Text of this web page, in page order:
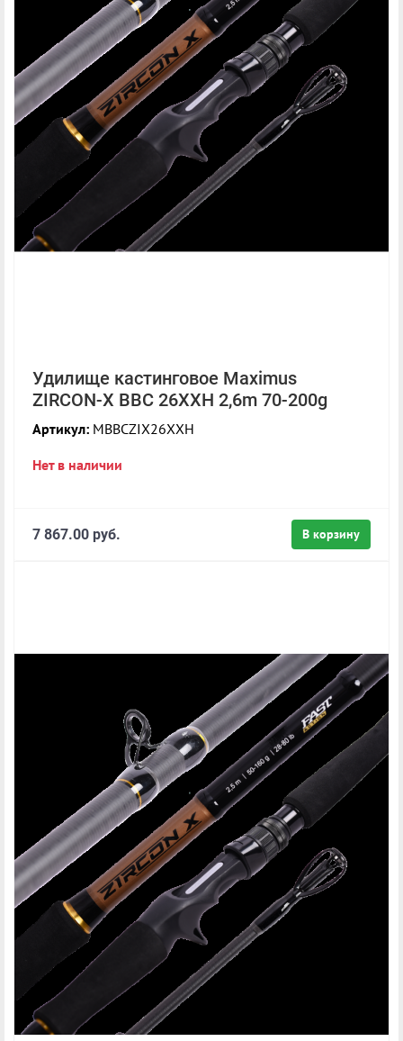
Удилище кастинговое Maximus
ZIRCON-X BBC 26XXH 2,6m 70-200g
Артикул: MBBCZIX26XXH
Нет в наличии
В корзину
7 867.00 руб.